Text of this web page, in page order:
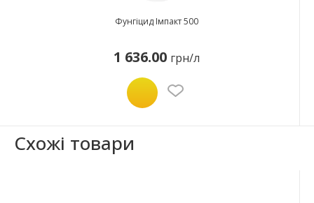
Фунгіцид Імпакт 500
1 636.00 грн/л
Схожі товари